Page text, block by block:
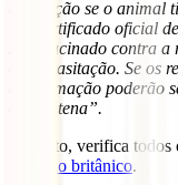
estimação se o animal
um certificado oficial
sido vacinado contra
desparasitação. Se os
de estimação poderão
quarentena”.
Portanto, verifica
governo britânico.